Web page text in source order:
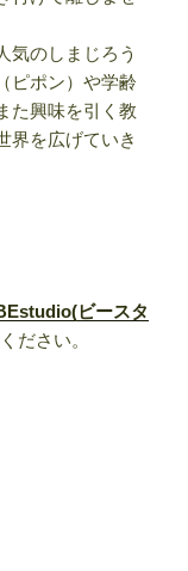
気のしまじろう
ピポン）や学齢
た興味を引く教
界を広げていき
ビースタ
ださい。